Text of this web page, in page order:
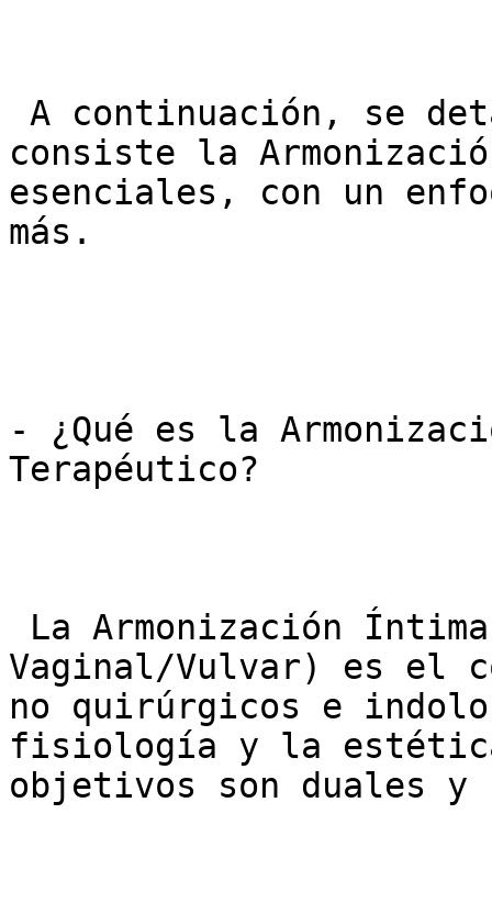
consiste la
esenciales, con un
más.
- ¿Qué es la
Terapéutico?
Vaginal/Vulvar) es el
no quirúrgicos e
fisiología y la
objetivos son duales y